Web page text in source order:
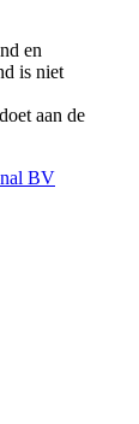
en
is niet
aan de
BV